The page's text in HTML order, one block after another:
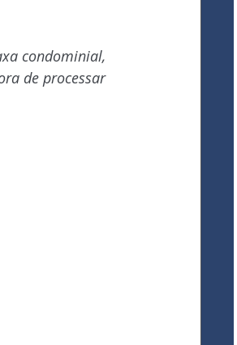
condominial,
de processar